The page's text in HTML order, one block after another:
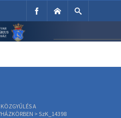
Egyház
A
> SzK_14398